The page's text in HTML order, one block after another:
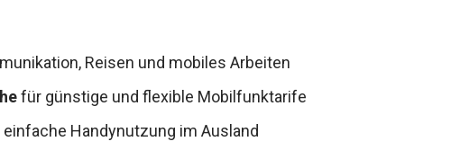
Reisen und mobiles Arbeiten
für günstige und flexible Mobilfunktarife
Handynutzung im Ausland